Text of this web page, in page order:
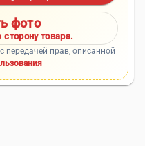
фото
товара.
передачей прав, описанной